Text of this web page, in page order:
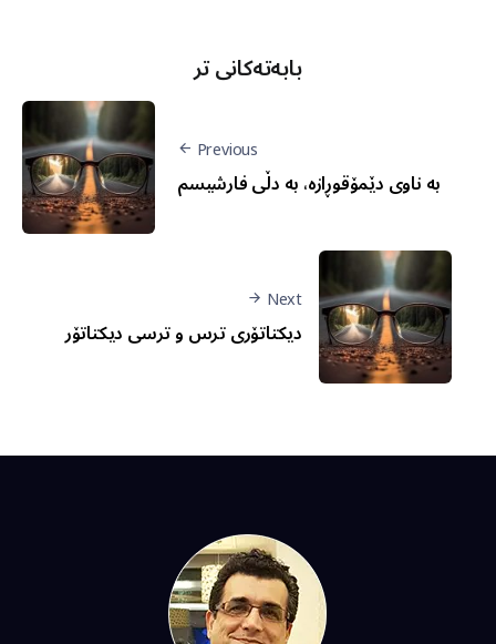
بابەتەکانی تر
Previous
بە ناوی دێمۆقوڕازە، بە دڵی فارشیسم
Next
دیکتاتۆری ترس و ترسی دیکتاتۆر